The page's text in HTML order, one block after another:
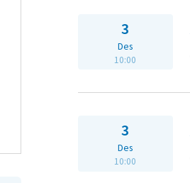
3
Des
10:00
3
Des
10:00